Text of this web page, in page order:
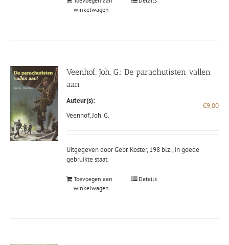
winkelwagen
Veenhof, Joh. G.: De parachutisten vallen
aan
Auteur(s):
Veenhof, Joh. G.
€9,00
Uitgegeven door Gebr. Koster, 198 blz., in goede
gebruikte staat.
Toevoegen aan
winkelwagen
Details